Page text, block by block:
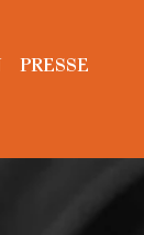
PRESSE